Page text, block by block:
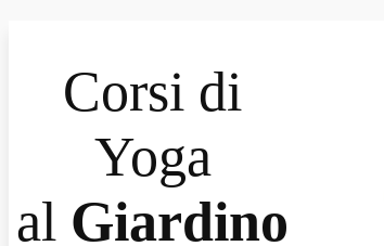
Corsi di
Yoga
al Giardino